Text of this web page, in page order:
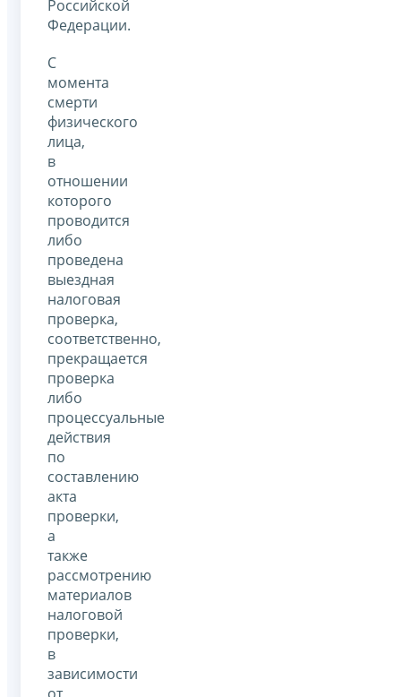
Российской
Федерации.
С
момента
смерти
физического
лица,
в
отношении
которого
проводится
либо
проведена
выездная
налоговая
проверка,
соответственно,
прекращается
проверка
либо
процессуальные
действия
по
составлению
акта
проверки,
а
также
рассмотрению
материалов
налоговой
проверки,
в
зависимости